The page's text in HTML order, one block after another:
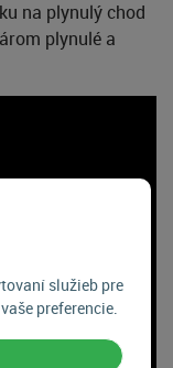
služieb pre
preferencie.
na plynulý chod
plynulé a